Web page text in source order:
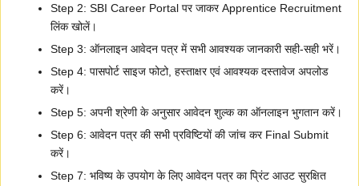
Step 2: SBI Career Portal पर जाकर Apprentice Recruitment
लिंक खोलें।
Step 3: ऑनलाइन आवेदन पत्र में सभी आवश्यक जानकारी सही-सही भरें।
Step 4: पासपोर्ट साइज फोटो, हस्ताक्षर एवं आवश्यक दस्तावेज अपलोड
करें।
Step 5: अपनी श्रेणी के अनुसार आवेदन शुल्क का ऑनलाइन भुगतान करें।
Step 6: आवेदन पत्र की सभी प्रविष्टियों की जांच कर Final Submit
करें।
Step 7: भविष्य के उपयोग के लिए आवेदन पत्र का प्रिंट आउट सुरक्षित